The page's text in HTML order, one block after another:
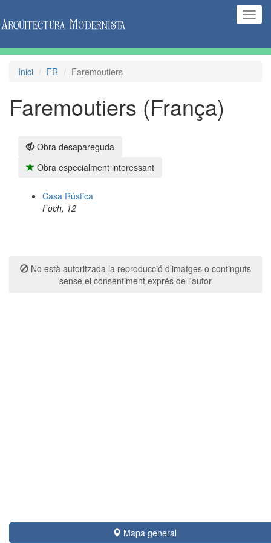
Inici FR Faremoutiers
Faremoutiers (França)
Obra desapareguda
Obra especialment interessant
Casa Rústica
Foch, 12
Mapa general
No està autoritzada la reproducció d’imatges o continguts
sense el consentiment exprés de l'autor